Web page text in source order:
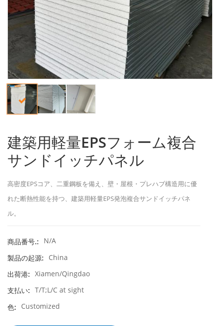
建築用軽量EPSフォーム複合
サンドイッチパネル
高密度EPSコア、二重鋼板を備え、壁・屋根・プレハブ構造用に優
れた断熱性能を持つ、建築用軽量EPS発泡複合サンドイッチパネ
ル。
商品番号.:
N/A
製品の起源:
China
出荷港: Xiamen/Qingdao
支払い: T/T;L/C at sight
色:
Customized